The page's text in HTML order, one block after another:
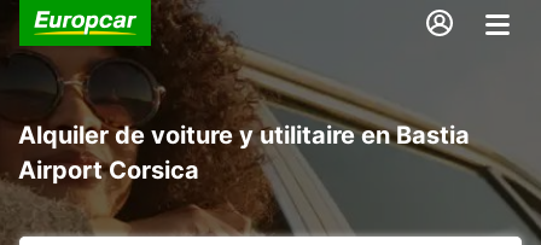
Alquiler de voiture y utilitaire en Bastia
Airport Corsica